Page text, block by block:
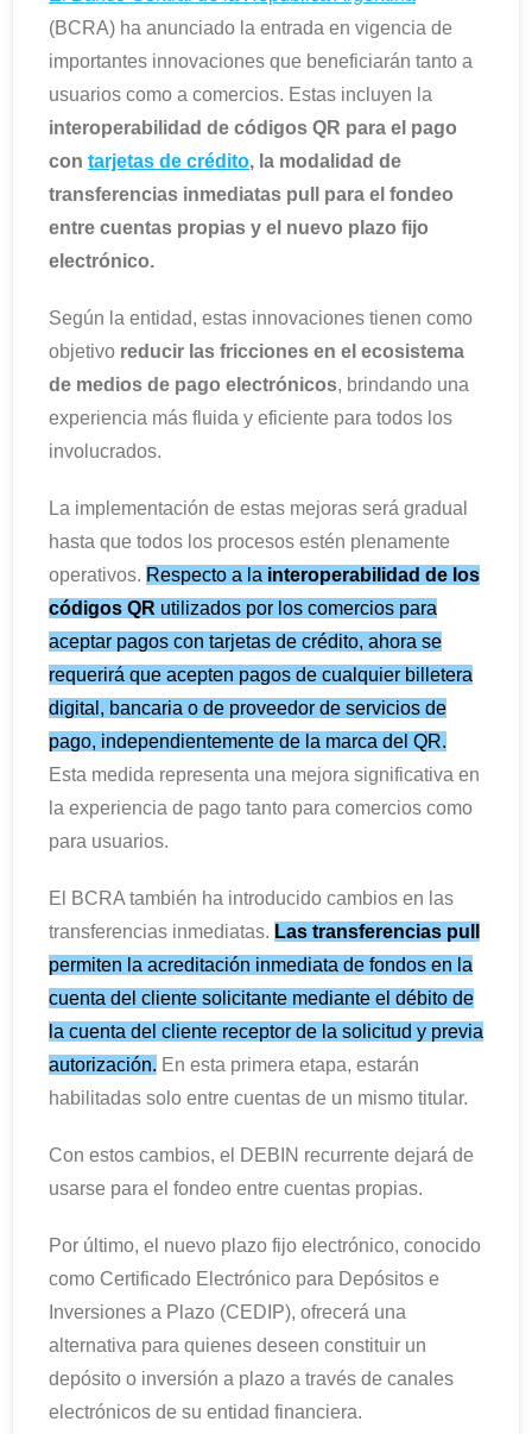
(BCRA) ha anunciado la entrada en vigencia de
importantes innovaciones que beneficiarán tanto a
usuarios como a comercios. Estas incluyen la
interoperabilidad de códigos QR para el pago
con tarjetas de crédito, la modalidad de
transferencias inmediatas pull para el fondeo
entre cuentas propias y el nuevo plazo fijo
electrónico.
Según la entidad, estas innovaciones tienen como
objetivo reducir las fricciones en el ecosistema
de medios de pago electrónicos, brindando una
experiencia más fluida y eficiente para todos los
involucrados.
La implementación de estas mejoras será gradual
hasta que todos los procesos estén plenamente
operativos. Respecto a la interoperabilidad de los
códigos QR utilizados por los comercios para
aceptar pagos con tarjetas de crédito, ahora se
requerirá que acepten pagos de cualquier billetera
digital, bancaria o de proveedor de servicios de
pago, independientemente de la marca del QR.
Esta medida representa una mejora significativa en
la experiencia de pago tanto para comercios como
para usuarios.
El BCRA también ha introducido cambios en las
transferencias inmediatas. Las transferencias pull
permiten la acreditación inmediata de fondos en la
cuenta del cliente solicitante mediante el débito de
la cuenta del cliente receptor de la solicitud y previa
autorización. En esta primera etapa, estarán
habilitadas solo entre cuentas de un mismo titular.
Con estos cambios, el DEBIN recurrente dejará de
usarse para el fondeo entre cuentas propias.
Por último, el nuevo plazo fijo electrónico, conocido
como Certificado Electrónico para Depósitos e
Inversiones a Plazo (CEDIP), ofrecerá una
alternativa para quienes deseen constituir un
depósito o inversión a plazo a través de canales
electrónicos de su entidad financiera.